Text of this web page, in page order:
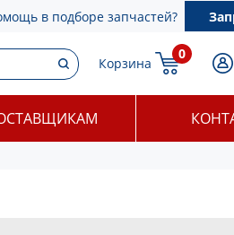
в подборе запчастей?
Корзина
0